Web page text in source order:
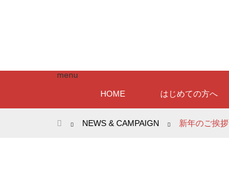
menu
HOME
はじめての方へ
ホームNEWS & CAMPAIGN 新年のご挨拶